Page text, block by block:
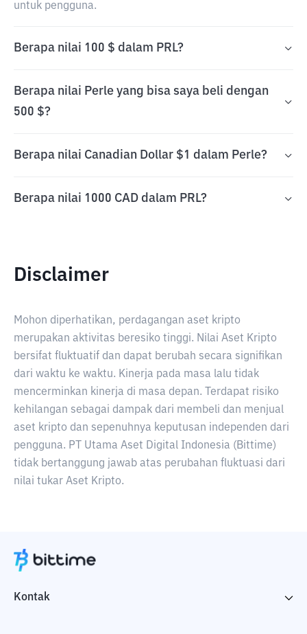
untuk pengguna.
Berapa nilai 100 $ dalam PRL?
Berapa nilai Perle yang bisa saya beli dengan
500 $?
Berapa nilai Canadian Dollar $1 dalam Perle?
Berapa nilai 1000 CAD dalam PRL?
Disclaimer
Mohon diperhatikan, perdagangan aset kripto
merupakan aktivitas beresiko tinggi. Nilai Aset Kripto
bersifat fluktuatif dan dapat berubah secara signifikan
dari waktu ke waktu. Kinerja pada masa lalu tidak
mencerminkan kinerja di masa depan. Terdapat risiko
kehilangan sebagai dampak dari membeli dan menjual
aset kripto dan sepenuhnya keputusan independen dari
pengguna. PT Utama Aset Digital Indonesia (Bittime)
tidak bertanggung jawab atas perubahan fluktuasi dari
nilai tukar Aset Kripto.
Kontak